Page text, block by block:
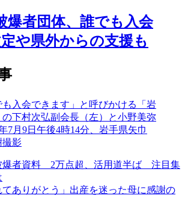
爆者団体、誰でも入会
や県外からの支援も
爆者資料 2万点超、活用道半ば 注目集
てありがとう」出産を迷った母に感謝の